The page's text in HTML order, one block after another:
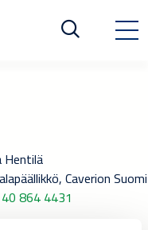
Hentilä
Caverion Suomi
864 4431